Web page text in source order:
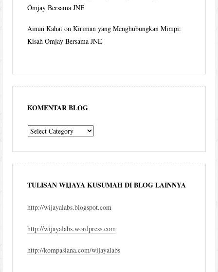
Omjay Bersama JNE
Ainun Kahat onKiriman yang Menghubungkan Mimpi:
Kisah Omjay Bersama JNE
KOMENTAR BLOG
komentar
TULISAN WIJAYA KUSUMAH DI BLOG LAINNYA
http://wijayalabs.blogspot.com
http://wijayalabs.wordpress.com
http://kompasiana.com/wijayalabs